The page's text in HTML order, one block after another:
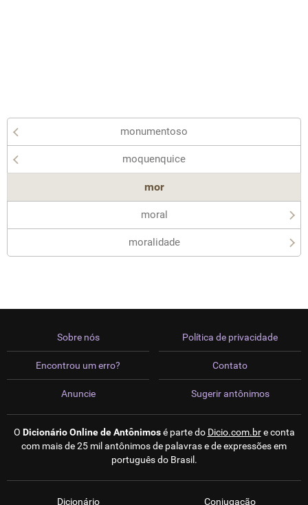
monumentoso
moquenquice
mor
moral
moralidade
Sobre nós
Encontrou um erro?
Anuncie
Política de privacidade
Contato
Sugerir antônimos
O Dicionário Online de Antônimosé parte do Dicio.com.bre conta
com mais de 25 mil antônimos de palavras e de expressões em
português do Brasil.
Dicionário Conjugação